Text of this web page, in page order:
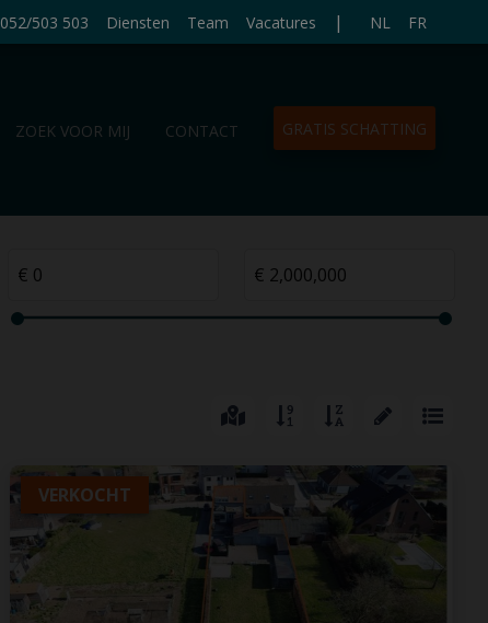
052/503 503 Diensten Team Vacatures | NL FR
ZOEK VOOR MIJ CONTACT GRATIS SCHATTING
VERKOCHT